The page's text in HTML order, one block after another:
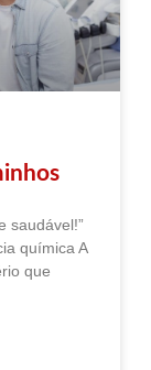
saudável!”
química A
que